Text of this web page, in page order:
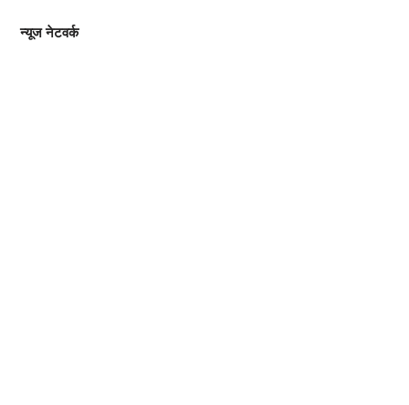
न्यूज नेटवर्क